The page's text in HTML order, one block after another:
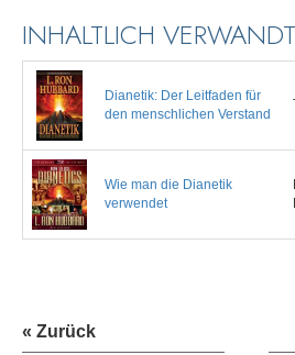
INHALTLICH
Dianetik: Der Leitfaden für
den menschlichen Verstand
Wie man die Dianetik
verwendet
« Zurück